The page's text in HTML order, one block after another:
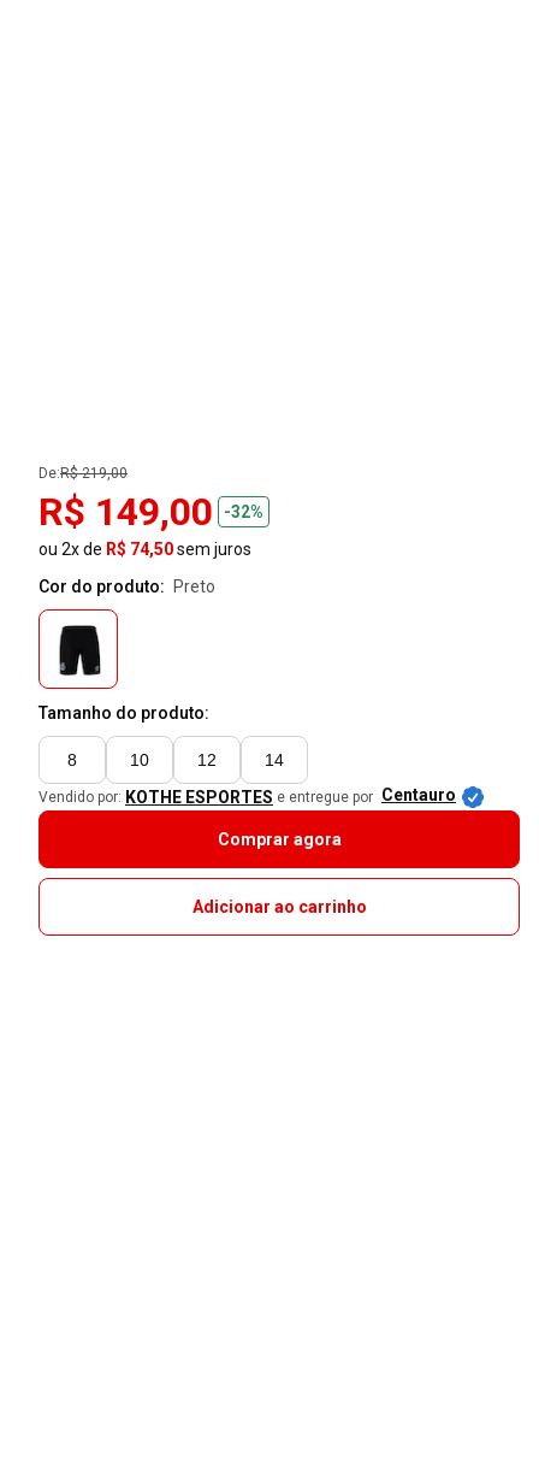
De:R$ 219,00
R$ 149,00
-32%
ou 2x de R$ 74,50sem juros
Cor do produto:
preto
Tamanho do produto:
8 10 12 14
Vendido por: KOTHE ESPORTES e entregue por Centauro
Comprar agora
Adicionar ao carrinho